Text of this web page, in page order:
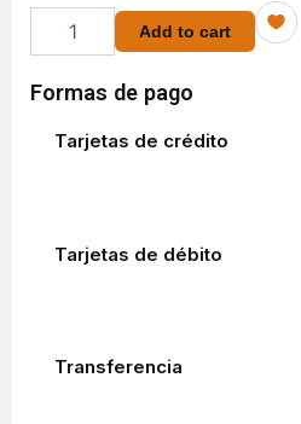
Armario
madera
maciza
Add to cart
Formas de pago
Tarjetas de crédito
Tarjetas de débito
Transferencia